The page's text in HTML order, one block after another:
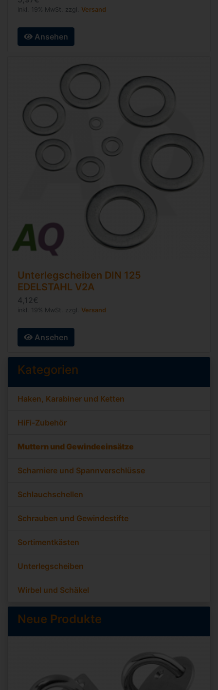
inkl. 19% MwSt. zzgl. Versand
Ansehen
Unterlegscheiben DIN 125
EDELSTAHL V2A
4,12€
inkl. 19% MwSt. zzgl. Versand
Ansehen
Kategorien
Haken, Karabiner und Ketten
HiFi-Zubehör
Muttern und Gewindeeinsätze
Scharniere und Spannverschlüsse
Schlauchschellen
Schrauben und Gewindestifte
Sortimentkästen
Unterlegscheiben
Wirbel und Schäkel
Neue Produkte